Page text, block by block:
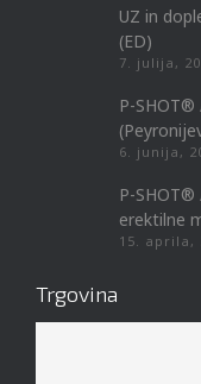
UZ in
(ED)
7. julija,
P-SHOT®
6. junija,
P-SHOT®
erektilne
15. aprila,
Trgovina